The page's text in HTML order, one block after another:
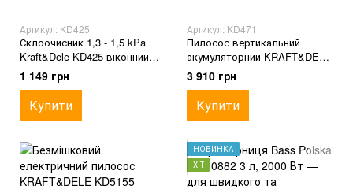
Артикул: KD425
Склоочисник 1,3 - 1,5 kPa
Kraft&Dele KD425 віконний
скребок , віконний пилосос
1 149 грн
Купити
Артикул: KD471
Пилосос вертикальний
акумуляторний KRAFT&DELE
KD471 0.8 л
3 910 грн
Купити
НОВИНКА
ХІТ